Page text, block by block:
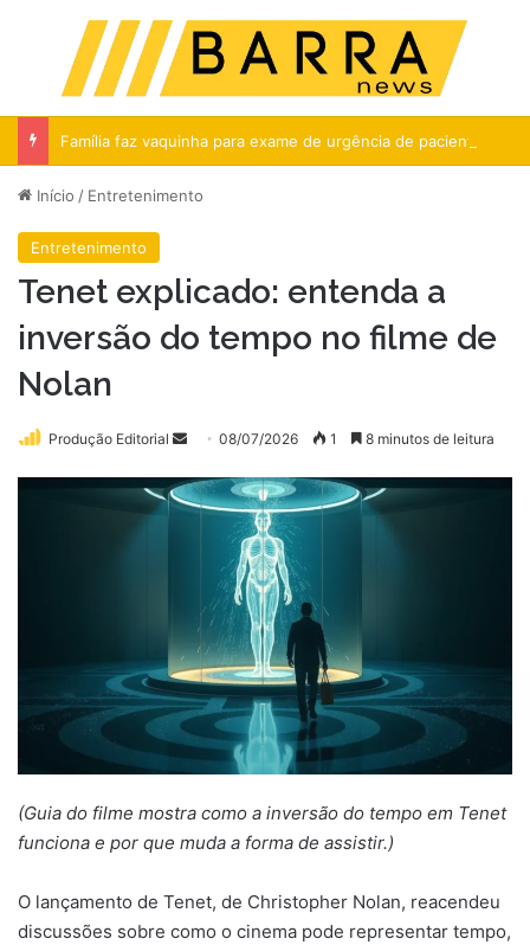
Menu
Início / Entretenimento
Entretenimento
Tenet explicado: entenda a
inversão do tempo no filme de
Nolan
Produção Editorial
Mande
e-
08/07/2026 1 8 minutos de leitura
(Guia do filme mostra como a inversão do tempo em Tenet
funciona e por que muda a forma de assistir.)
O lançamento de Tenet, de Christopher Nolan, reacendeu
discussões sobre como o cinema pode representar tempo,